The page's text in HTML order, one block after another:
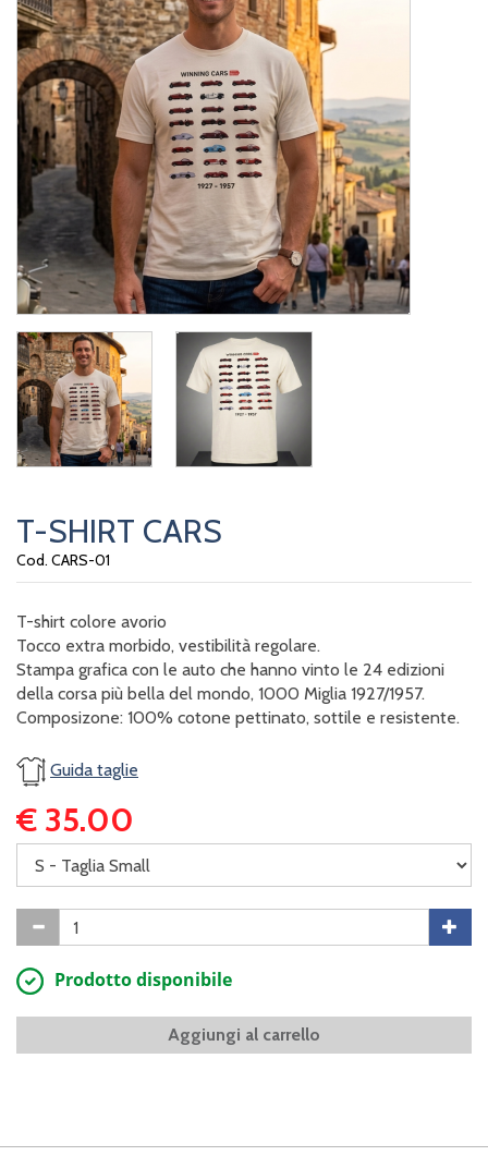
T-SHIRT CARS
Cod. CARS-01
T-shirt colore avorio
Tocco extra morbido, vestibilità regolare.
Stampa grafica con le auto che hanno vinto le 24 edizioni
della corsa più bella del mondo, 1000 Miglia 1927/1957.
Composizone: 100% cotone pettinato, sottile e resistente.
Guida taglie
€ 35.00
Prodotto disponibile
Aggiungi al carrello